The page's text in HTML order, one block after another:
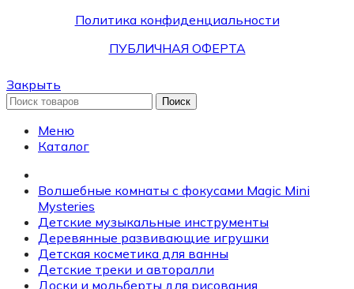
Политика конфиденциальности
ПУБЛИЧНАЯ ОФЕРТА
Закрыть
Поиск
Меню
Каталог
Волшебные комнаты с фокусами Magic Mini
Mysteries
Детские музыкальные инструменты
Деревянные развивающие игрушки
Детская косметика для ванны
Детские треки и авторалли
Доски и мольберты для рисования